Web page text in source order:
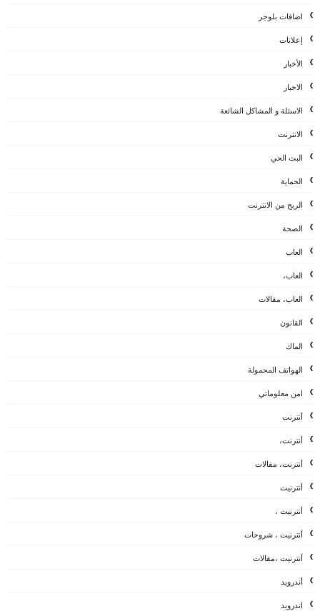
اضافات بلوجر
إعلانات
الأخبار
الاخبار
الاسئلة و المشاكل الشائعة
الانترنت
البث الحي
الحماية
الربح من الانترنت
الصحة
العاب
العاب،
العاب، مقالات
القانون
الماك
الهواتف المحمولة
امن معلوماتي
أنترنت
أنترنت،
أنترنت، مقالات
أنترنيت
أنترنيت ،
أنترنيت ، شروحات
أنترنيت ،مقالات
أندرويد
اندرويد